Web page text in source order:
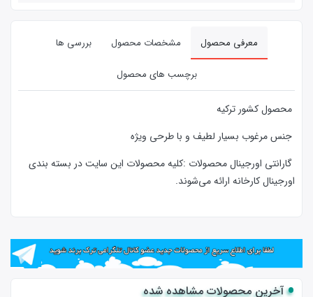
معرفی محصول مشخصات محصول بررسی ها
برچسب های محصول
محصول کشور ترکیه
جنس مرغوب بسیار لطیف و با طرحی ویژه
گارانتی اورجینال محصولات :كليه محصولات این سایت در بسته بندی
اورجینال کارخانه ارائه‌‌ می‌شوند.
آخرین محصولات مشاهده شده